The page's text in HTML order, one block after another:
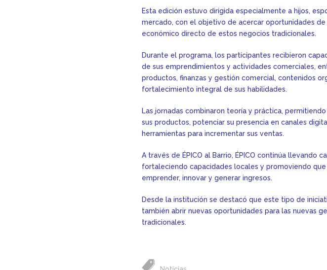
Esta edición estuvo dirigida especialmente a hijos,
mercado, con el objetivo de acercar oportunidades
económico directo de estos negocios tradicionales.
Durante el programa, los participantes recibieron
de sus emprendimientos y actividades comerciales,
productos, finanzas y gestión comercial, contenidos
fortalecimiento integral de sus habilidades.
Las jornadas combinaron teoría y práctica,
sus productos, potenciar su presencia en canales
herramientas para incrementar sus ventas.
A través de ÉPICO al Barrio, ÉPICO continúa llevando
fortaleciendo capacidades locales y promoviendo
emprender, innovar y generar ingresos.
Desde la institución se destacó que este tipo de
también abrir nuevas oportunidades para las nuevas
tradicionales.